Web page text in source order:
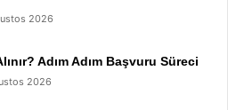
2026
Adım Adım Başvuru Süreci
2026